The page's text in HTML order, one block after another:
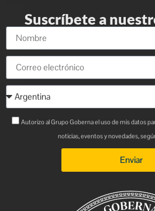
Suscríbete a
Autorizo al Grupo Goberna el uso de mis datos
noticias, eventos y novedades,
Enviar